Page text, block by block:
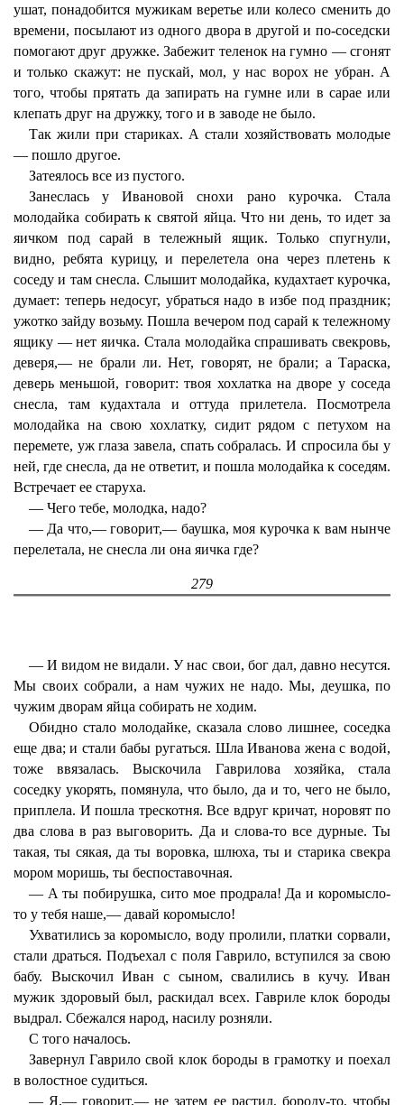
ушат, понадобится мужикам веретье или колесо сменить до
времени, посылают из одного двора в другой и по-соседски
помогают друг дружке. Забежит теленок на гумно — сгонят
и только скажут: не пускай, мол, у нас ворох не убран. А
того, чтобы прятать да запирать на гумне или в сарае или
клепать друг на дружку, того и в заводе не было.
Так жили при стариках. А стали хозяйствовать молодые
— пошло другое.
Затеялось все из пустого.
Занеслась у Ивановой снохи рано курочка. Стала
молодайка собирать к святой яйца. Что ни день, то идет за
яичком под сарай в тележный ящик. Только спугнули,
видно, ребята курицу, и перелетела она через плетень к
соседу и там снесла. Слышит молодайка, кудахтает курочка,
думает: теперь недосуг, убраться надо в избе под праздник;
ужотко зайду возьму. Пошла вечером под сарай к тележному
ящику — нет яичка. Стала молодайка спрашивать свекровь,
деверя,— не брали ли. Нет, говорят, не брали; а Тараска,
деверь меньшой, говорит: твоя хохлатка на дворе у соседа
снесла, там кудахтала и оттуда прилетела. Посмотрела
молодайка на свою хохлатку, сидит рядом с петухом на
перемете, уж глаза завела, спать собралась. И спросила бы у
ней, где снесла, да не ответит, и пошла молодайка к соседям.
Встречает ее старуха.
— Чего тебе, молодка, надо?
— Да что,— говорит,— баушка, моя курочка к вам нынче
перелетала, не снесла ли она яичка где?
279
— И видом не видали. У нас свои, бог дал, давно несутся.
Мы своих собрали, а нам чужих не надо. Мы, деушка, по
чужим дворам яйца собирать не ходим.
Обидно стало молодайке, сказала слово лишнее, соседка
еще два; и стали бабы ругаться. Шла Иванова жена с водой,
тоже ввязалась. Выскочила Гаврилова хозяйка, стала
соседку укорять, помянула, что было, да и то, чего не было,
приплела. И пошла трескотня. Все вдруг кричат, норовят по
два слова в раз выговорить. Да и слова-то все дурные. Ты
такая, ты сякая, да ты воровка, шлюха, ты и старика свекра
мором моришь, ты беспоставочная.
— А ты побирушка, сито мое продрала! Да и коромысло-
то у тебя наше,— давай коромысло!
Ухватились за коромысло, воду пролили, платки сорвали,
стали драться. Подъехал с поля Гаврило, вступился за свою
бабу. Выскочил Иван с сыном, свалились в кучу. Иван
мужик здоровый был, раскидал всех. Гавриле клок бороды
выдрал. Сбежался народ, насилу розняли.
С того началось.
Завернул Гаврило свой клок бороды в грамотку и поехал
в волостное судиться.
— Я,— говорит,— не затем ее растил, бороду-то, чтобы